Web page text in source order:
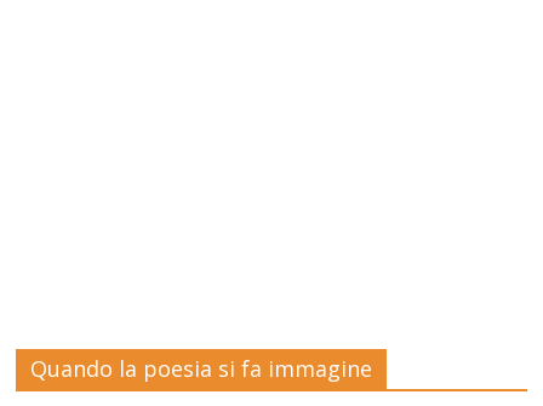
Quando la poesia si fa immagine